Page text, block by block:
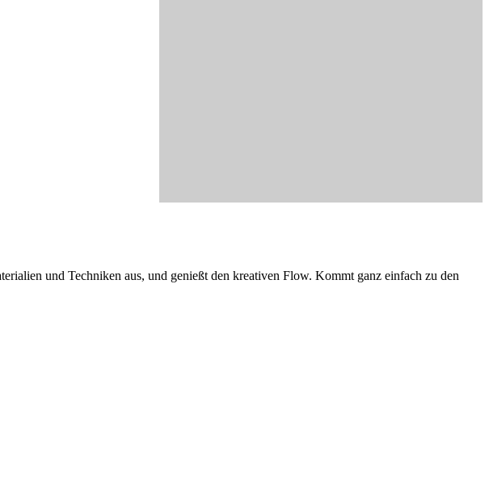
und Techniken aus, und genießt den kreativen Flow. Kommt ganz einfach zu den